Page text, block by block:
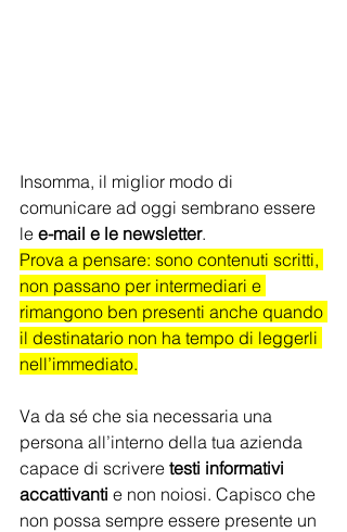
Insomma, il miglior modo di
comunicare ad oggi sembrano essere
le e-mail e le newsletter.
Prova a pensare: sono contenuti scritti,
non passano per intermediari e
rimangono ben presenti anche quando
il destinatario non ha tempo di leggerli
nell’immediato.
Va da sé che sia necessaria una
persona all’interno della tua azienda
capace di scrivere testi informativi
accattivanti e non noiosi. Capisco che
non possa sempre essere presente un